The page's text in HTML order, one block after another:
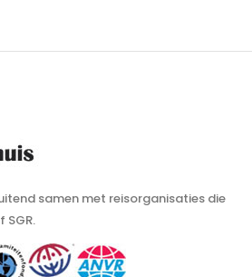
samen met reisorganisaties die
SGR.